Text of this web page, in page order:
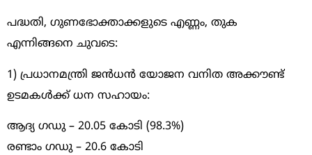
പദ്ധതി, ഗുണഭോക്താക്കളുടെ എണ്ണം, തുക
എന്നിങ്ങനെ ചുവടെ:
1) പ്രധാനമന്ത്രി ജൻധൻ യോജന വനിത അക്കൗണ്ട്
ഉടമകൾക്ക് ധന സഹായം:
ആദ്യ ഗഡു – 20.05 കോടി (98.3%)
രണ്ടാം ഗഡു – 20.6 കോടി